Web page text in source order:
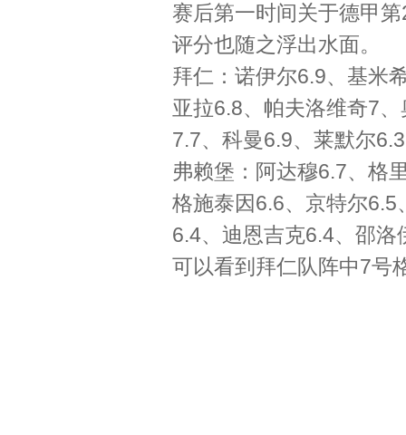
赛后第一时间关于德甲
评分也随之浮出水面。
拜仁：诺伊尔6.9、基米
亚拉6.8、帕夫洛维奇7
7.7、科曼6.9、莱默尔
弗赖堡：阿达穆6.7、格
格施泰因6.6、京特尔
6.4、迪恩吉克6.4、邵
可以看到拜仁队阵中7号